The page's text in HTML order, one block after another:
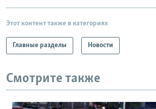
Этот контент также в категориях
Главные разделы Новости
Смотрите также